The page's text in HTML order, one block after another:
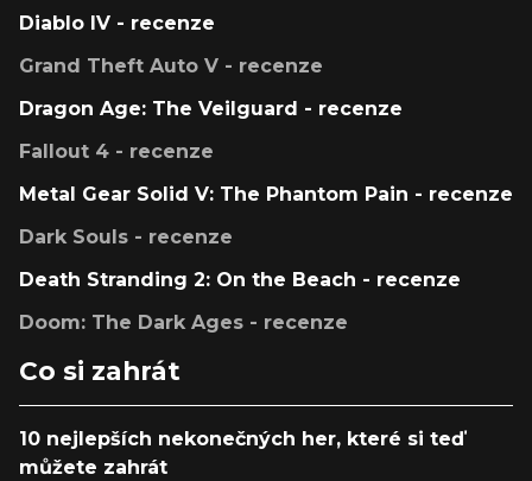
Diablo IV - recenze
Grand Theft Auto V - recenze
Dragon Age: The Veilguard - recenze
Fallout 4 - recenze
Metal Gear Solid V: The Phantom Pain - recenze
Dark Souls - recenze
Death Stranding 2: On the Beach - recenze
Doom: The Dark Ages - recenze
Co si zahrát
10 nejlepších nekonečných her, které si teď
můžete zahrát